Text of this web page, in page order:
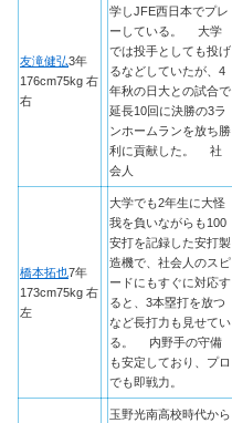
友滝健弘3年
176cm75kg 右
右
学しJFE西日本でプレ
ーしている。 大学
では投手としても投げ
るなどしていたが、4
年秋の日大との試合で
延長10回に決勝の3ラ
ンホームランを放ち勝
利に貢献した。 社
会人
橋本拓也7年
173cm75kg 右
左
大学でも2年生に大怪
我を負いながらも100
安打を記録した安打製
造機で、社会人のスピ
ードにもすぐに対応す
ると、3本塁打を放つ
など長打力も見せてい
る。 内野手の守備
も安定しており、プロ
でも即戦力。
玉野光南高校時代から